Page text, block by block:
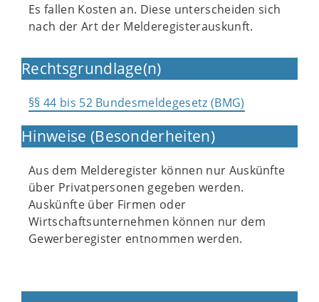
Es fallen Kosten an. Diese unterscheiden sich
nach der Art der Melderegisterauskunft.
Rechtsgrundlage(n)
§§ 44 bis 52 Bundesmeldegesetz (BMG)
Hinweise (Besonderheiten)
Aus dem Melderegister können nur Auskünfte
über Privatpersonen gegeben werden.
Auskünfte über Firmen oder
Wirtschaftsunternehmen können nur dem
Gewerberegister entnommen werden.